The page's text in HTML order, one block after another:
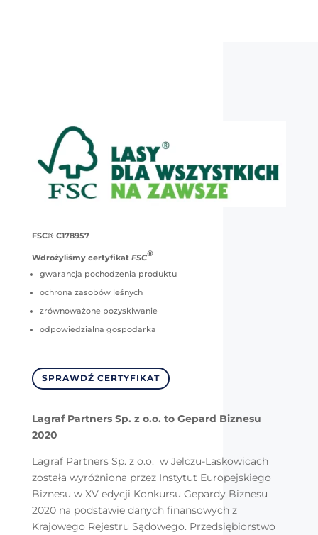
FSC® C178957
Wdrożyliśmy certyfikat FSC®
gwarancja pochodzenia produktu
ochrona zasobów leśnych
zrównoważone pozyskiwanie
odpowiedzialna gospodarka
SPRAWDŹ CERTYFIKAT
Lagraf Partners Sp. z o.o. to Gepard Biznesu
2020
Lagraf Partners Sp. z o.o. w Jelczu-Laskowicach
została wyróżniona przez Instytut Europejskiego
Biznesu w XV edycji Konkursu Gepardy Biznesu
2020 na podstawie danych finansowych z
Krajowego Rejestru Sądowego. Przedsiębiorstwo